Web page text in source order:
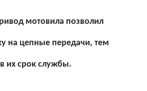
мотовила позволил
на цепные передачи, тем
их срок службы.